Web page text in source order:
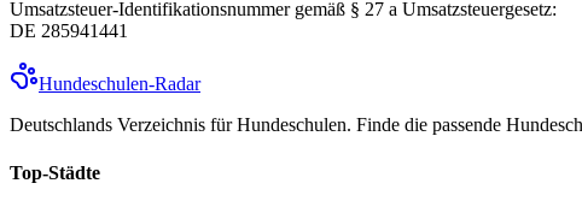
Umsatzsteuer-Identifikationsnummer gemäß § 27 a Umsatzsteuergesetz:
DE 285941441
Hundeschulen-Radar
Deutschlands Verzeichnis für Hundeschulen. Finde die passende
Top-Städte